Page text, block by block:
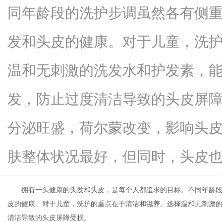
同年龄段的洗护步调虽然各有侧
发和头皮的健康。对于儿童，洗
温和无刺激的洗发水和护发素，
发，防止过度清洁导致的头皮屏
分泌旺盛，荷尔蒙改变，影响头
肤整体状况最好，但同时，头皮
拥有一头健康的头发和头皮，是每个人都追求的目标。不同年龄
皮的健康。对于儿童，洗护的重点在于清洁和滋养。选择温和无刺激
清洁导致的头皮屏障受损。